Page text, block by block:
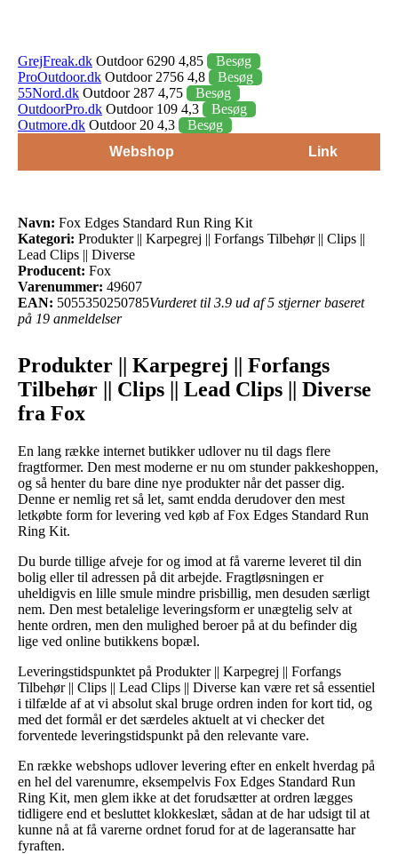
GrejFreak.dk Outdoor 6290 4,85
Besøg
ProOutdoor.dk Outdoor 2756 4,8
Besøg
55Nord.dk Outdoor 287 4,75
Besøg
OutdoorPro.dk Outdoor 109 4,3
Besøg
Outmore.dk Outdoor 20 4,3
Besøg
Webshop
Link
Navn: Fox Edges Standard Run Ring Kit
Kategori: Produkter || Karpegrej || Forfangs Tilbehør || Clips ||
Lead Clips || Diverse
Producent: Fox
Varenummer: 49607
EAN: 5055350250785Vurderet til 3.9 ud af 5 stjerner baseret
på 19 anmeldelser
Produkter || Karpegrej || Forfangs
Tilbehør || Clips || Lead Clips || Diverse
fra Fox
En lang række internet butikker udlover nu til dags flere
fragtformer. Den mest moderne er nu om stunder pakkeshoppen,
og så henter du bare dine nye produkter når det passer dig.
Denne er nemlig ret så let, samt endda derudover den mest
letkøbte form for levering ved køb af Fox Edges Standard Run
Ring Kit.
Du burde tillige afveje for og imod at få varerne leveret til din
bolig eller til adressen på dit arbejde. Fragtløsningen er
uheldigvis en lille smule mindre prisbillig, men desuden særligt
nem. Den mest betalelige leveringsform er unægtelig selv at
hente ordren, men den mulighed beroer på at du befinder dig
lige ved online butikkens bopæl.
Leveringstidspunktet på Produkter || Karpegrej || Forfangs
Tilbehør || Clips || Lead Clips || Diverse kan være ret så essentiel
i tilfælde af at vi absolut skal bruge ordren inden for kort tid, og
med det formål er det særdeles aktuelt at vi checker det
forventede leveringstidspunkt på den relevante vare.
En række webshops udlover levering efter en enkelt hverdag på
en hel del varenumre, eksempelvis Fox Edges Standard Run
Ring Kit, men glem ikke at det forudsætter at ordren lægges
tidligere end et besluttet klokkeslæt, sådan at de har udsigt til at
kunne nå at få varerne ordnet forud for at de lageransatte har
fyraften.